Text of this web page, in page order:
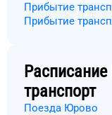
Прибытие
Прибытие
Расписание
транспорт
Поезда Юрово